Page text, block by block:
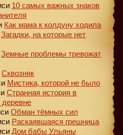
10 самых важных знаков
Как мама к колдуну ходила
Загадки, на которые нет
Земные проблемы тревожат
Сквозняк
Мистика, которой не было
Странная история в
Обман тёмных сил
Раскаявшаяся грешница
Дом бабы Ульяны